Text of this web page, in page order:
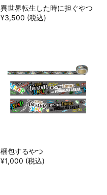
異世界転生した時に担ぐやつ
¥3,500 (税込)
梱包するやつ
¥1,000 (税込)